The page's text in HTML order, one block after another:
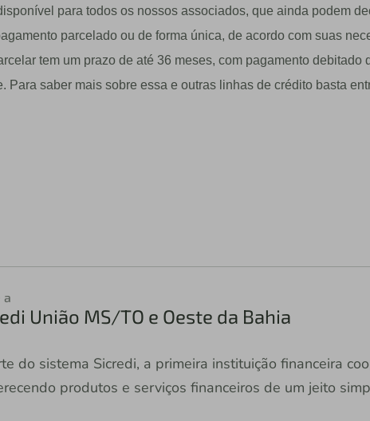
para todos os nossos associados, que ainda podem
parcelado ou de forma única, de acordo com suas
tem um prazo de até 36 meses, com pagamento debitado
Para saber mais sobre essa e outras linhas de crédito basta
a
União MS/TO e Oeste da Bahia
do sistema Sicredi, a primeira instituição financeira
produtos e serviços financeiros de um jeito